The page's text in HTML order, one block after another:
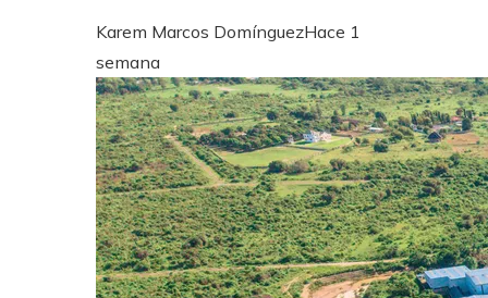
Karem Marcos DomínguezHace 1
semana